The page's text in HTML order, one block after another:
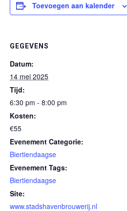
Toevoegen aan kalender
GEGEVENS
Datum:
14 mei 2025
Tijd:
6:30 pm - 8:00 pm
Kosten:
€55
Evenement Categorie:
Biertiendaagse
Evenement Tags:
Biertiendaagse
Site:
www.stadshavenbrouwerij.nl